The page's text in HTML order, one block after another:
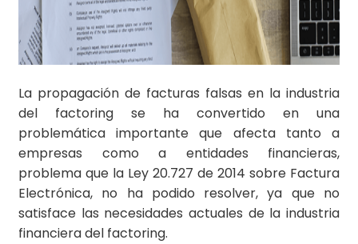
La propagación de facturas falsas en la industria
del factoring se ha convertido en una
problemática importante que afecta tanto a
empresas como a entidades financieras,
problema que la Ley 20.727 de 2014 sobre Factura
Electrónica, no ha podido resolver, ya que no
satisface las necesidades actuales de la industria
financiera del factoring.